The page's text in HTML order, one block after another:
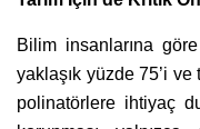
Bilim insanlarına
yaklaşık yüzde 75’i
polinatörlere ihtiyaç